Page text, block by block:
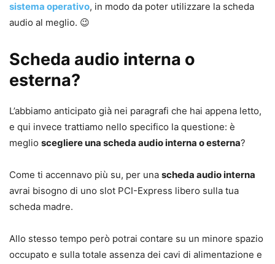
sistema operativo, in modo da poter utilizzare la scheda
audio al meglio. 😉
Scheda audio interna o
esterna?
L’abbiamo anticipato già nei paragrafi che hai appena letto,
e qui invece trattiamo nello specifico la questione: è
meglio scegliere una scheda audio interna o esterna?
Come ti accennavo più su, per una scheda audio interna
avrai bisogno di uno slot PCI-Express libero sulla tua
scheda madre.
Allo stesso tempo però potrai contare su un minore spazio
occupato e sulla totale assenza dei cavi di alimentazione e